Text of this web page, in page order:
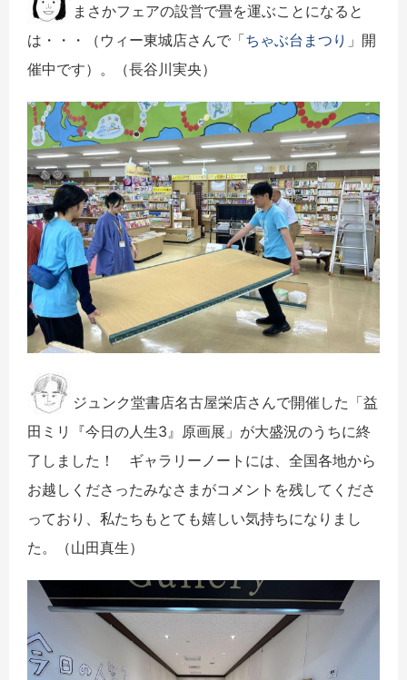
まさかフェアの設営で畳を運ぶことになると
は・・・（ウィー東城店さんで「ちゃぶ台まつり 」開
催中です）。（長谷川実央）
ジュンク堂書店名古屋栄店さんで開催した「益
田ミリ『今日の人生3』原画展」が大盛況のうちに終
了しました！ ギャラリーノートには、全国各地から
お越しくださったみなさまがコメントを残してくださ
っており、私たちもとても嬉しい気持ちになりまし
た。（山田真生）